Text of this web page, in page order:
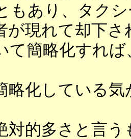
もあり、タク
が現れて却下さ
て簡略化すれ
略化している
対的多さと言